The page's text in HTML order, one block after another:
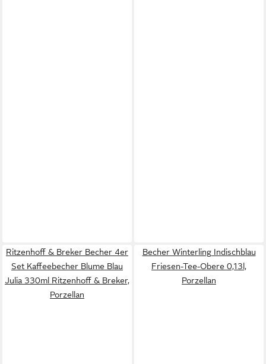
Ritzenhoff & Breker Becher 4er
Set Kaffeebecher Blume Blau
Julia 330ml Ritzenhoff & Breker,
Porzellan
Becher Winterling Indischblau
Friesen-Tee-Obere 0,13l,
Porzellan